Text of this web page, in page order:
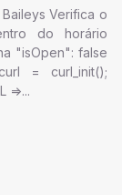
Verifica o
do horário
"isOpen": false
= curl_init();
=>...